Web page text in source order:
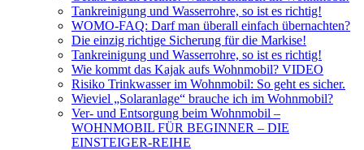
Tankreinigung und Wasserrohre, so ist es richtig!
WOMO-FAQ: Darf man überall einfach übernachten?
Die einzig richtige Sicherung für die Markise!
Tankreinigung und Wasserrohre, so ist es richtig!
Wie kommt das Kajak aufs Wohnmobil? VIDEO
Risiko Trinkwasser im Wohnmobil: So geht es sicher.
Wieviel „Solaranlage“ brauche ich im Wohnmobil?
Ver- und Entsorgung beim Wohnmobil –
WOHNMOBIL FÜR BEGINNER – DIE
EINSTEIGER-REIHE